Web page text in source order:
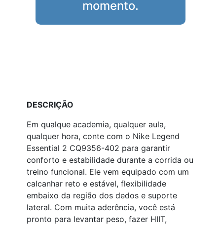
momento.
DESCRIÇÃO
Em qualque academia, qualquer aula,
qualquer hora, conte com o Nike Legend
Essential 2 CQ9356-402 para garantir
conforto e estabilidade durante a corrida ou
treino funcional. Ele vem equipado com um
calcanhar reto e estável, flexibilidade
embaixo da região dos dedos e suporte
lateral. Com muita aderência, você está
pronto para levantar peso, fazer HIIT,